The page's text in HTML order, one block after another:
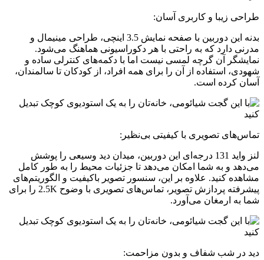
طراحی زیبا و کاربری آسان:
بدنه این دوربین با صفحه نمایش 3.5 اینچی، طراحی مینیمال و
مدرنی دارد که به راحتی با هر دکوراسیونی هماهنگ می‌شود.
نمایشگر آن گرچه لمسی نیست اما با دکمه‌های کنترلی ساده و
شهودی، استفاده از آن را برای همه افراد، از کودکان تا سالمندان،
آسان کرده است.
تماس‌های تصویری با کیفیتی بی‌نظیر:
لنز واید 131 درجه‌ای این دوربین، میدان دید وسیعی را پوشش
می‌دهد و به شما امکان می‌دهد تا جزئیات محیط را به طور کامل
مشاهده کنید. علاوه بر این، سنسور تصویر باکیفیت و الگوریتم‌های
پیشرفته پردازش تصویر، تماس‌های تصویری با وضوح 2.5K را برای
شما به ارمغان می‌آورد.
دید در شب شفاف و بدون مزاحمت: